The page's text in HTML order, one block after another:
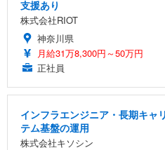
支援あり
株式会社RIOT
神奈川県
月給31万8,300円～50万円
正社員
インフラエンジニア・長期キャ
テム基盤の運用
株式会社キソシン